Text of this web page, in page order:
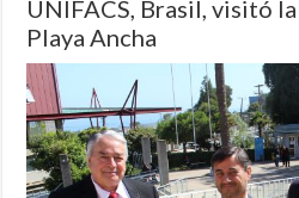
UNIFACS, Brasil, visitó
Playa Ancha